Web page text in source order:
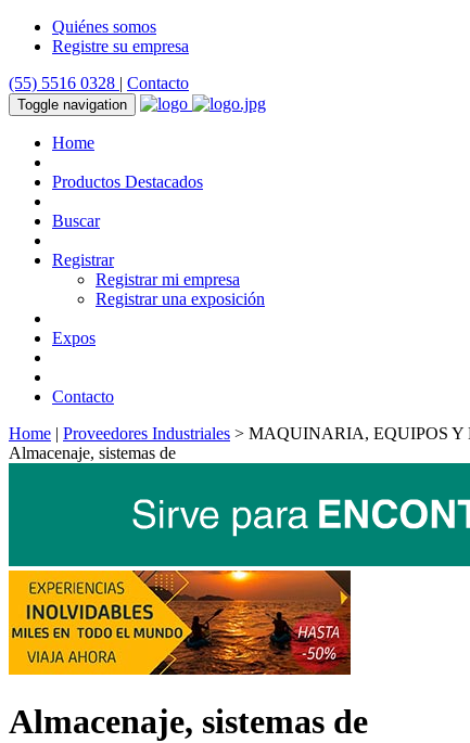
Quiénes somos
Registre su empresa
(55) 5516 0328 | Contacto
Toggle navigation
Home
Productos Destacados
Buscar
Registrar
Registrar mi empresa
Registrar una exposición
Expos
Contacto
Home | Proveedores Industriales > MAQUINARIA, EQUIPOS
Almacenaje, sistemas de
Almacenaje, sistemas de